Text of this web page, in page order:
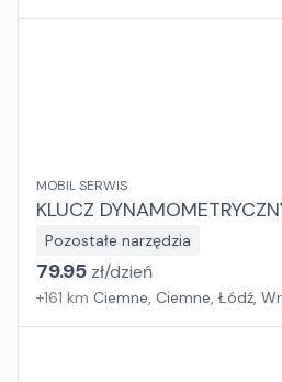
MOBIL SERWIS
KLUCZ
Pozostałe narzędzia
79.95 zł/dzień
+161 km Ciemne, Ciemne, Łódź,